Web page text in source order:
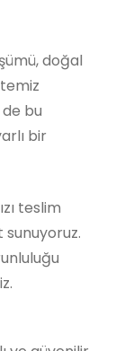
doğal
bu
bir
teslim
sunuyoruz.